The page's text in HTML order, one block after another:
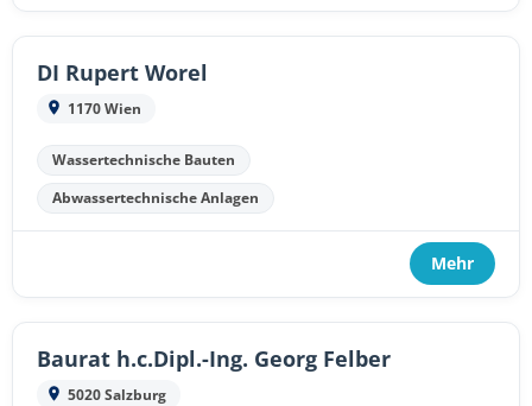
DI Rupert Worel
1170 Wien
Wassertechnische Bauten
Abwassertechnische Anlagen
Mehr
Baurat h.c.Dipl.-Ing. Georg Felber
5020 Salzburg